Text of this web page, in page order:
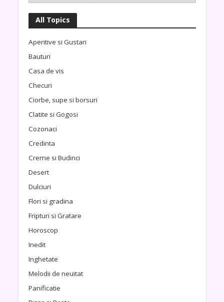
All Topics
Aperitive si Gustari
Bauturi
Casa de vis
Checuri
Ciorbe, supe si borsuri
Clatite si Gogosi
Cozonaci
Credinta
Creme si Budinci
Desert
Dulciuri
Flori si gradina
Fripturi si Gratare
Horoscop
Inedit
Inghetate
Melodii de neuitat
Panificatie